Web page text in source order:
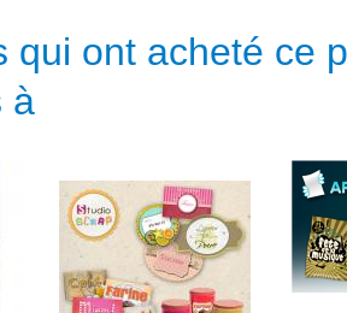
qui ont acheté ce
à